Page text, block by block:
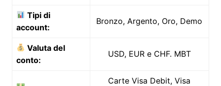
Tipi di
account:
Bronzo, Argento, Oro, Demo
Valuta del
conto:
USD, EUR e CHF. MBT
Carte Visa Debit, Visa